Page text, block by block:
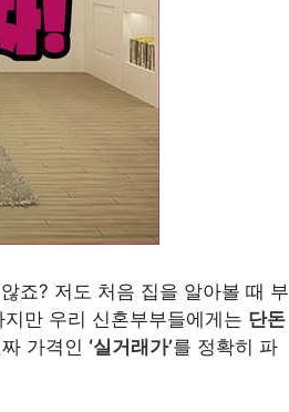
죠? 저도 처음 집을 알아볼 때 부
만 우리 신혼부부들에게는 단돈
가격인 ‘실거래가’를 정확히 파